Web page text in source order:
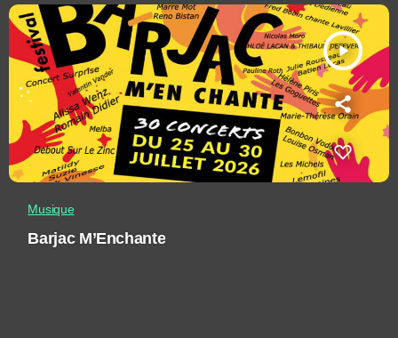
play_arrow
Musique
Barjac M’Enchante